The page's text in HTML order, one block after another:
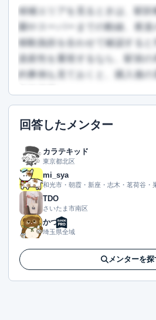
候補エリアを見るときは、駅
園やスーパーまでの動線、夜
移動負担を合わせて確認すると
資産性を重視するなら、駅前
約事例も見ておくと、購入後の
この回答を読むには会員登録が必要で
（文字数：688文字）
回答したメンター
カラテキッド
東京都北区
mi_sya
和光市・朝霞・新座・志木・茗荷谷・
TDO
さいたま市南区
かつ
埼玉県全域
メンターを探